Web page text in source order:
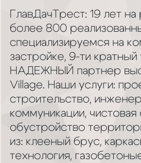
ГлавДачТрест: 19 лет
более 800
специализируемся на
застройке, 9-ти кратный
НАДЕЖНЫЙ партнер
Village. Наши услуги:
строительство,
коммуникации, чистовая
обустройство
из: клееный брус,
технология,